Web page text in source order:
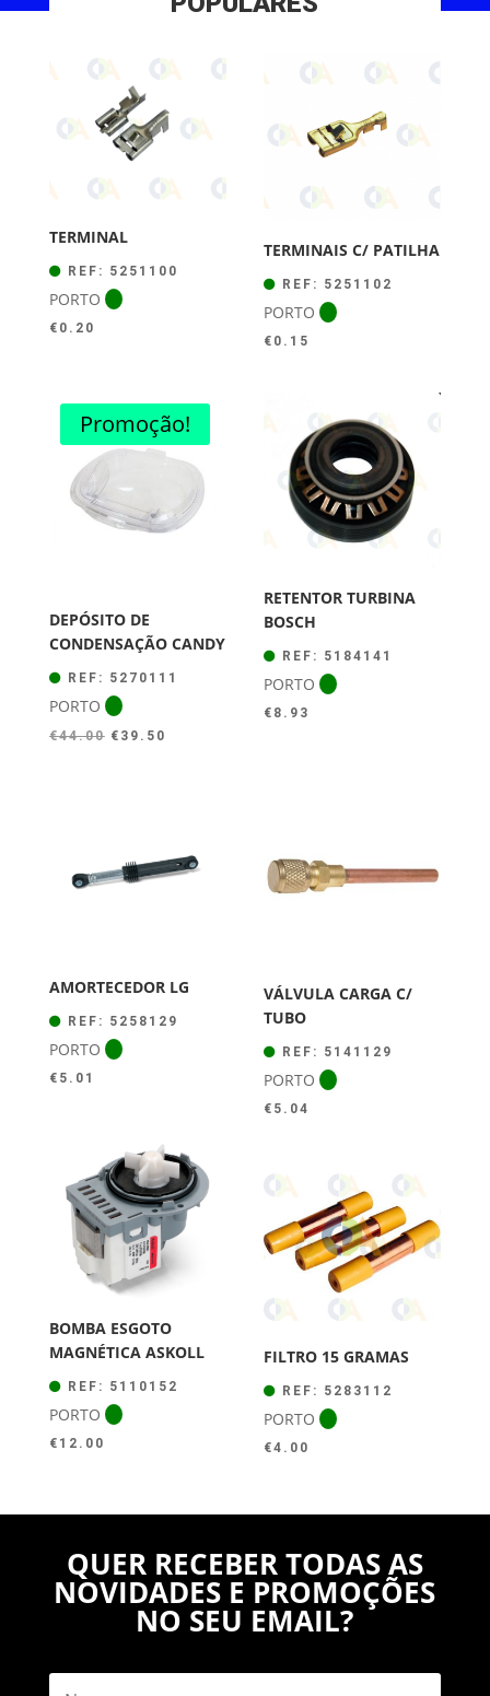
TERMINAL
REF: 5251100
PORTO
€ 0.20
TERMINAIS C/ PATILHA
REF: 5251102
PORTO
€ 0.15
Promoção!
DEPÓSITO DE
CONDENSAÇÃO CANDY
REF: 5270111
PORTO
€44.00 O
€ 39.50
RETENTOR TURBINA
BOSCH
REF: 5184141
PORTO
€ 8.93
AMORTECEDOR LG
REF: 5258129
PORTO
€ 5.01
VÁLVULA CARGA C/
TUBO
REF: 5141129
PORTO
€ 5.04
BOMBA ESGOTO
MAGNÉTICA ASKOLL
REF: 5110152
PORTO
€ 12.00
FILTRO 15 GRAMAS
REF: 5283112
PORTO
€4.00
QUER RECEBER TODAS AS
NOVIDADES E PROMOÇÕES
NO SEU EMAIL?